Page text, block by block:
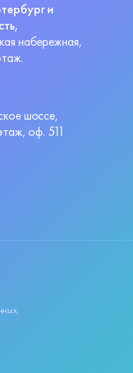
и
набережная,
шоссе,
оф. 511